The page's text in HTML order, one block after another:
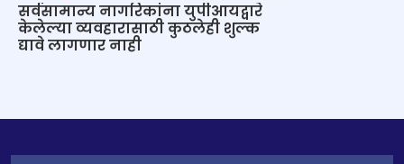
सर्वसामान्य नागरिकांना युपीआयद्वारे
केलेल्या व्यवहारासाठी कुठलेही शुल्क
द्यावे लागणार नाही